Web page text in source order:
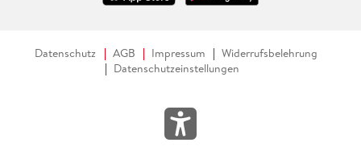
Datenschutz AGB Impressum
Widerrufsbelehrung
Datenschutzeinstellungen